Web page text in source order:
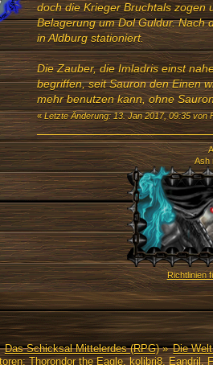
doch die Krieger Bruchtals zogen
Belagerung um Dol Guldur. Nach
in Aldburg stationiert.
Die Zauber, die Imladris einst
begriffen, seit Sauron den Einen
mehr benutzen kann, ohne
«Letzte Änderung: 13. Jan 2017, 09:35 von
Ash
Richtlinien
Das Schicksal Mittelerdes (RPG)» Die
Thorondor the Eagle,kolibri8,Eandril,